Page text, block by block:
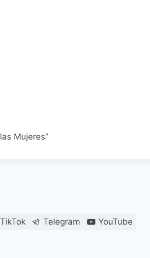
Mujeres”
TikTok Telegram YouTube